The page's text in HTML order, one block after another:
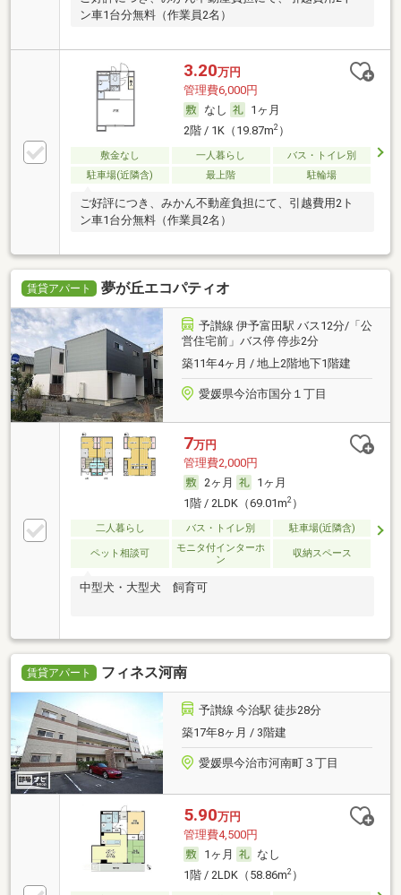
ン車1台分無料（作業員2名）
3.20万円
管理費6,000円
なし
1ヶ月
2階 / 1K（19.87m2）
敷金なし 一人暮らし
バス・トイレ別
駐車場(近隣含)
最上階 駐輪場
ご好評につき、みかん不動産負担にて、引越費用2ト
ン車1台分無料（作業員2名）
賃貸アパート 夢が丘エコパティオ
予讃線 伊予富田駅 バス12分/「公
営住宅前」バス停 停歩2分
築11年4ヶ月 / 地上2階地下1階建
愛媛県今治市国分１丁目
7万円
管理費2,000円
2ヶ月
1ヶ月
1階 / 2LDK（69.01m2）
二人暮らし バス・トイレ別 駐車場(近隣含)
ペット相談可
モニタ付インターホ
ン
収納スペース
中型犬・大型犬 飼育可
賃貸アパート フィネス河南
予讃線 今治駅 徒歩28分
築17年8ヶ月 / 3階建
愛媛県今治市河南町３丁目
5.90万円
管理費4,500円
1ヶ月
なし
1階 / 2LDK（58.86m2）